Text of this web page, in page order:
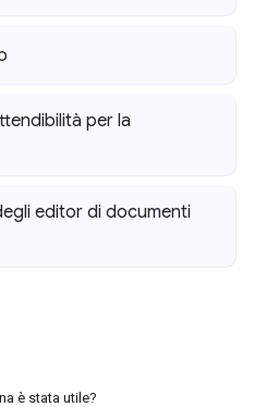
per la
editor di documenti
è stata utile?